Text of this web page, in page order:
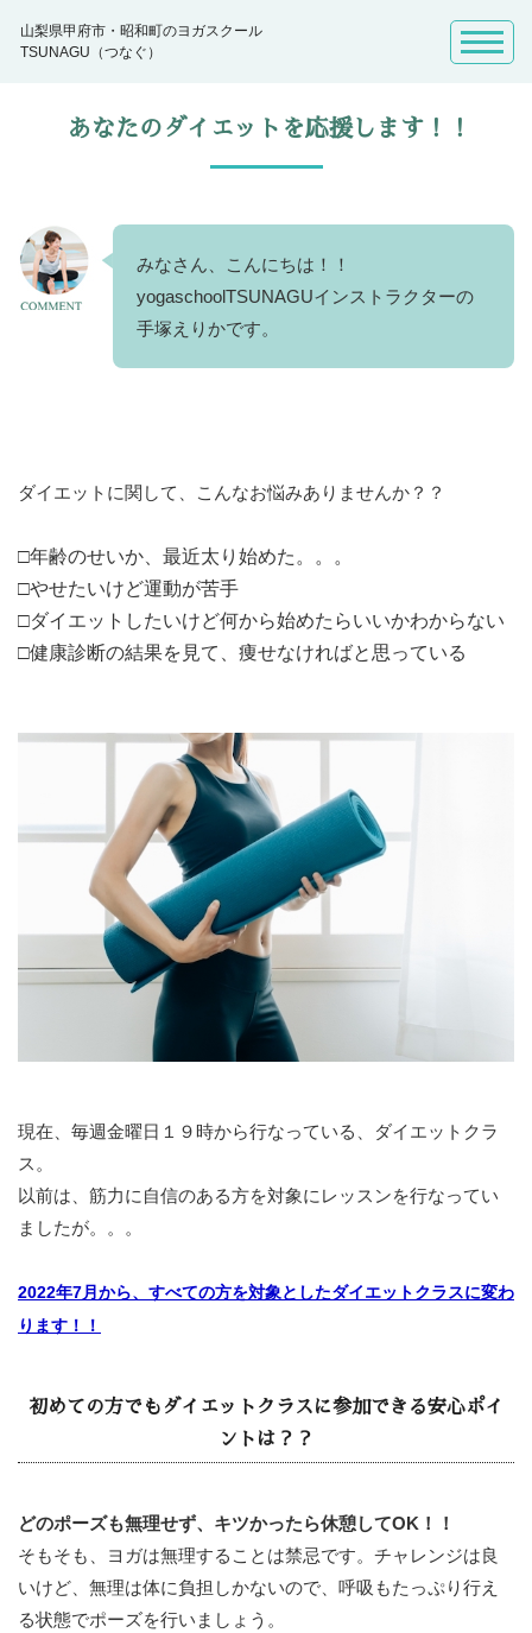
山梨県甲府市・昭和町のヨガスクール
TSUNAGU（つなぐ）
あなたのダイエットを応援します！！
みなさん、こんにちは！！
yogaschoolTSUNAGUインストラクターの
手塚えりかです。
ダイエットに関して、こんなお悩みありませんか？？
□年齢のせいか、最近太り始めた。。。
□やせたいけど運動が苦手
□ダイエットしたいけど何から始めたらいいかわからない
□健康診断の結果を見て、痩せなければと思っている
現在、毎週金曜日１９時から行なっている、ダイエットクラ
ス。
以前は、筋力に自信のある方を対象にレッスンを行なってい
ましたが。。。
2022年7月から、すべての方を対象としたダイエットクラスに変わ
ります！！
初めての方でもダイエットクラスに参加できる安心ポイ
ントは？？
どのポーズも無理せず、キツかったら休憩してOK！！
そもそも、ヨガは無理することは禁忌です。チャレンジは良
いけど、無理は体に負担しかないので、呼吸もたっぷり行え
る状態でポーズを行いましょう。